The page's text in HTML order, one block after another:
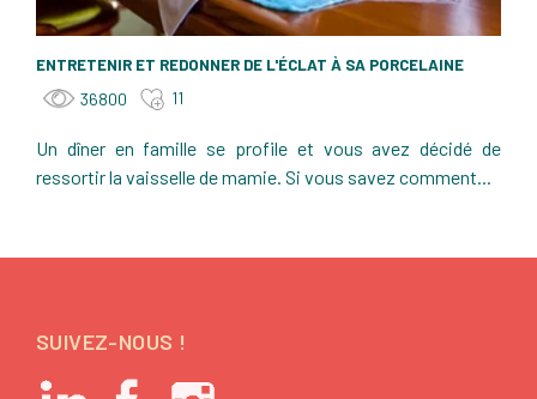
ENTRETENIR ET REDONNER DE L'ÉCLAT À SA PORCELAINE
36800 11
Un dîner en famille se profile et vous avez décidé de
ressortir la vaisselle de mamie. Si vous savez comment...
SUIVEZ-NOUS !